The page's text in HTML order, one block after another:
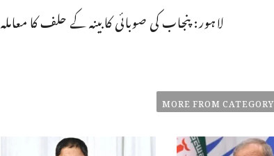
لاہور: پنجاب کی صوبائی کابینہ کے حلف کا معاملہ
MORE FROM CATEGORY